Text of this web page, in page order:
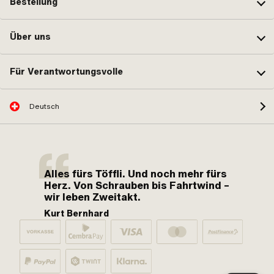
Über uns
Für Verantwortungsvolle
Deutsch
Alles fürs Töffli. Und noch mehr fürs
Herz. Von Schrauben bis Fahrtwind –
wir leben Zweitakt.
Kurt Bernhard